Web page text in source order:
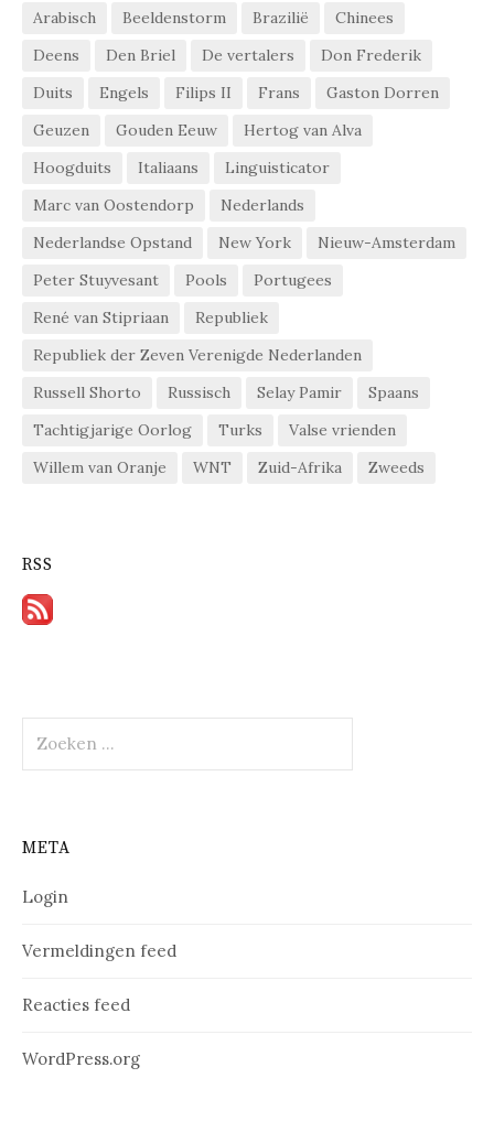
Arabisch Beeldenstorm Brazilië
Chinees
Deens
Den Briel De vertalers
Don Frederik
Duits
Engels Filips II Frans
Gaston Dorren
Geuzen
Gouden Eeuw
Hertog van Alva
Hoogduits
Italiaans
Linguisticator
Marc van Oostendorp
Nederlands
Nederlandse Opstand
New York
Nieuw-Amsterdam
Peter Stuyvesant
Pools
Portugees
René van Stipriaan
Republiek
Republiek der Zeven Verenigde Nederlanden
Russell Shorto
Russisch Selay Pamir
Spaans
Tachtigjarige Oorlog
Turks
Valse vrienden
Willem van Oranje
WNT Zuid-Afrika Zweeds
RSS
naar:
META
Login
Vermeldingen feed
Reacties feed
WordPress.org